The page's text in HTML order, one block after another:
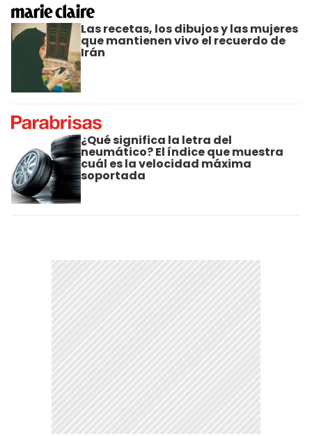
Las recetas, los dibujos y las mujeres
que mantienen vivo el recuerdo de
Irán
¿Qué significa la letra del
neumático? El índice que muestra
cuál es la velocidad máxima
soportada